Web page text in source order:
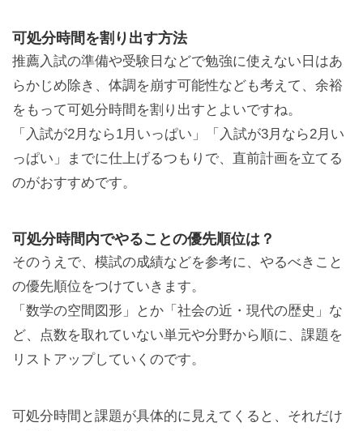
可処分時間を割り出す方法
推薦入試の準備や受験日などで勉強に使えない日はあ
らかじめ除き、体調を崩す可能性なども考えて、余裕
をもって可処分時間を割り出すとよいですね。
「入試が2月なら1月いっぱい」「入試が3月なら2月い
っぱい」までに仕上げるつもりで、直前計画を立てる
のがおすすめです。
可処分時間内でやることの優先順位は？
そのうえで、模試の成績などを参考に、やるべきこと
の優先順位をつけていきます。
「数学の空間図形」とか「社会の近・現代の歴史」な
ど、点数を取れていない単元や分野から順に、課題を
リストアップしていくのです。
可処分時間と課題が具体的に見えてくると、それだけ